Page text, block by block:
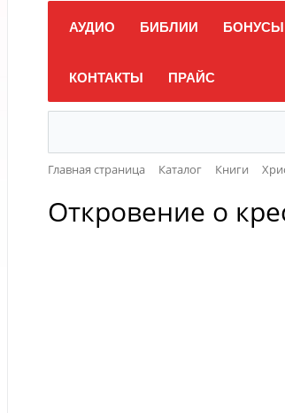
АУДИО БИБЛИИ БОНУСЫ
КОНТАКТЫ ПРАЙС
Главная страница Каталог Книги
Откровение о